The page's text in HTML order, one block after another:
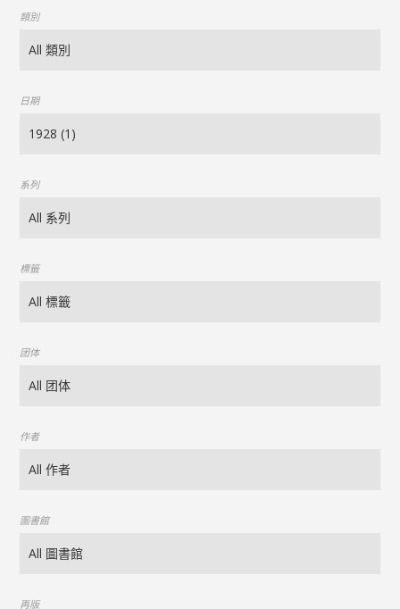
類別
日期
系列
標籤
团体
作者
圖書館
再版